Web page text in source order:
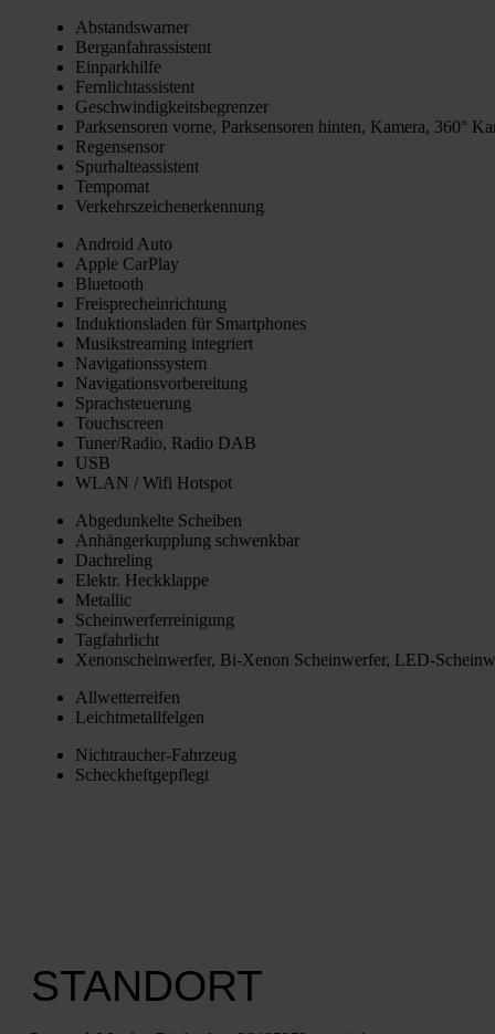
Abstands­war­ner
Berg­an­fahr­as­sis­tent
Ein­park­hil­fe
Fern­licht­as­sis­tent
Geschwin­dig­keits­be­gren­zer
Park­sen­so­ren vor­ne, Park­sen­so­ren hin­ten, Kame­ra, 360°
Regen­sen­sor
Spur­hal­te­as­sis­tent
Tem­po­mat
Ver­kehrs­zei­chen­er­ken­nung
Android Auto
Apple Car­Play
Blue­tooth
Frei­sprech­ein­rich­tung
Induk­ti­ons­la­den für Smart­phones
Musik­strea­ming inte­griert
Navi­ga­ti­ons­sys­tem
Navi­ga­ti­ons­vor­be­rei­tung
Sprach­steue­rung
Touch­screen
Tuner/Radio, Radio DAB
USB
WLAN / Wifi Hot­spot
Abge­dun­kel­te Schei­ben
Anhän­ger­kupp­lung schwenk­bar
Dach­re­ling
Elektr. Heck­klap­pe
Metal­lic
Schein­wer­fer­rei­ni­gung
Tag­fahr­licht
Xenon­schein­wer­fer, Bi-Xenon Schein­wer­fer, LED-
All­wet­ter­rei­fen
Leicht­me­tall­fel­gen
Nicht­rau­cher-Fahr­zeug
Scheck­heft­ge­pflegt
STANDORT